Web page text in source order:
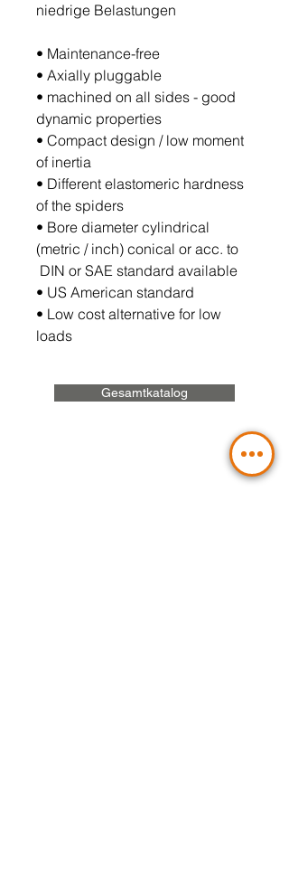
niedrige Belastungen
• Maintenance-free
• Axially pluggable
• machined on all sides - good
dynamic properties
• Compact design / low moment
of inertia
• Different elastomeric hardness
of the spiders
• Bore diameter cylindrical
(metric / inch) conical or acc. to
DIN or SAE standard available
• US American standard
• Low cost alternative for low
loads
Gesamtkatalog